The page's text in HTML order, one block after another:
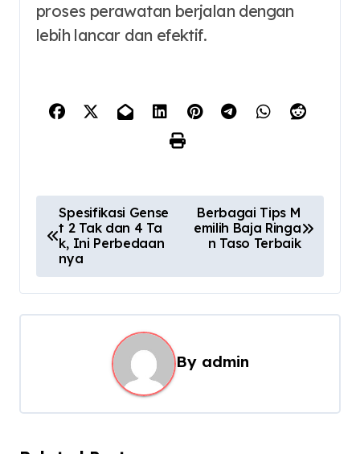
proses perawatan berjalan dengan
lebih lancar dan efektif.
o
t
n
g
a
Spesifikasi Gense
t 2 Tak dan 4 Ta
k, Ini Perbedaan
nya
Berbagai Tips M
emilih Baja Ringa
n Taso Terbaik
By admin